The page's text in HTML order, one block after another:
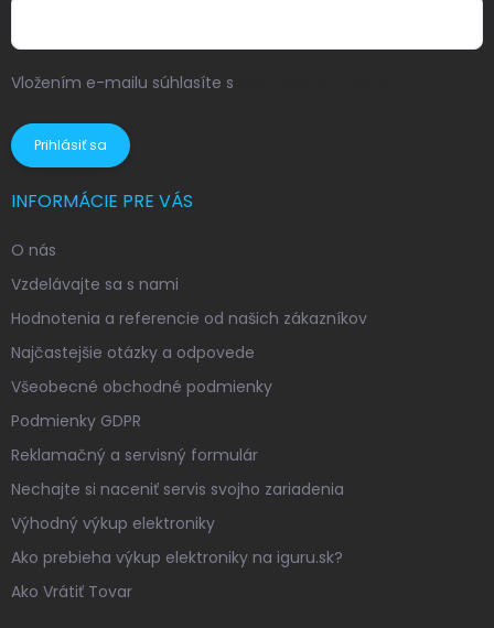
Vložením e-mailu súhlasíte s
Prihlásiť sa
INFORMÁCIE PRE VÁS
O nás
Vzdelávajte sa s nami
Hodnotenia a referencie od našich zákazníkov
Najčastejšie otázky a odpovede
Všeobecné obchodné podmienky
Podmienky GDPR
Reklamačný a servisný formulár
Nechajte si naceniť servis svojho zariadenia
Výhodný výkup elektroniky
Ako prebieha výkup elektroniky na iguru.sk?
Ako Vrátiť Tovar